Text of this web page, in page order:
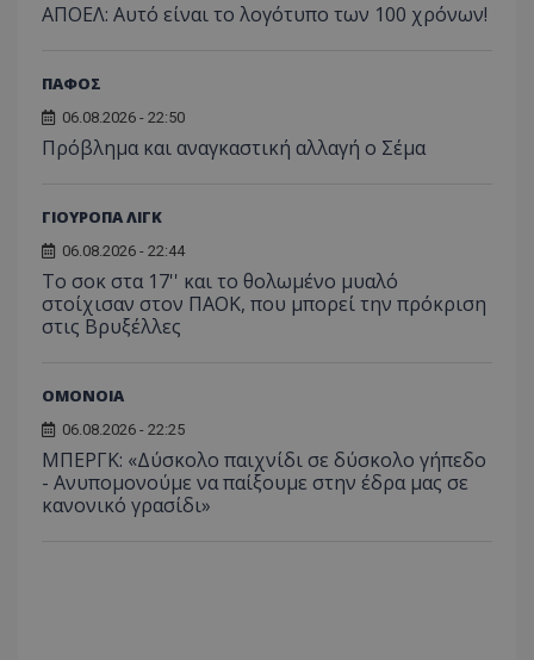
ΑΠΟΕΛ: Αυτό είναι το λογότυπο των 100 χρόνων!
ΠΑΦΟΣ
06.08.2026 - 22:50
Πρόβλημα και αναγκαστική αλλαγή ο Σέμα
ΓΙΟΥΡΟΠΑ ΛΙΓΚ
06.08.2026 - 22:44
Το σοκ στα 17'' και το θολωμένο μυαλό
στοίχισαν στον ΠΑΟΚ, που μπορεί την πρόκριση
στις Βρυξέλλες
ΟΜΟΝΟΙΑ
06.08.2026 - 22:25
ΜΠΕΡΓΚ: «Δύσκολο παιχνίδι σε δύσκολο γήπεδο
- Ανυπομονούμε να παίξουμε στην έδρα μας σε
κανονικό γρασίδι»